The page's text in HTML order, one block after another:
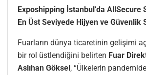
Exposhipping İstanbul’da AllSecure
En Üst Seviyede Hijyen ve Güvenlik
Fuarların dünya ticaretinin gelişimi
bir rol üstlendiğini belirten Fuar
Aslıhan Göksel, “Ülkelerin